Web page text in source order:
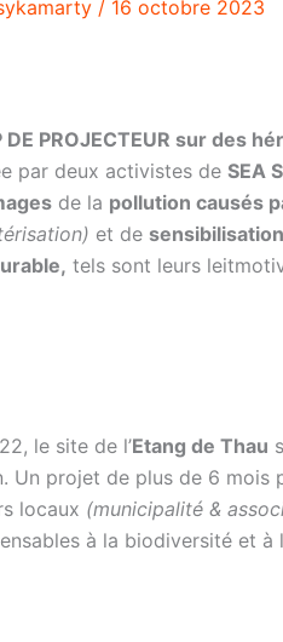
/ 16 octobre 2023
DE PROJECTEUR sur des
par deux activistes de SEA
de la pollution causés
et de sensibilisation
tels sont leurs
le site de l’Etang de Thau
Un projet de plus de 6 mois
locaux (municipalité &
à la biodiversité et